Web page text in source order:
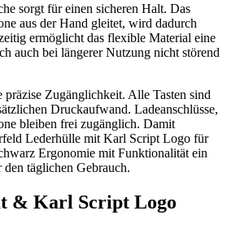
sorgt für einen sicheren Halt. Das
aus der Hand gleitet, wird dadurch
ermöglicht das flexible Material eine
auch bei längerer Nutzung nicht störend
Zugänglichkeit. Alle Tasten sind
Druckaufwand. Ladeanschlüsse,
bleiben frei zugänglich. Damit
Lederhülle mit Karl Script Logo für
Ergonomie mit Funktionalität ein
täglichen Gebrauch.
& Karl Script Logo